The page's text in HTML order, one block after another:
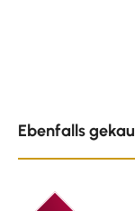
Ebenfalls